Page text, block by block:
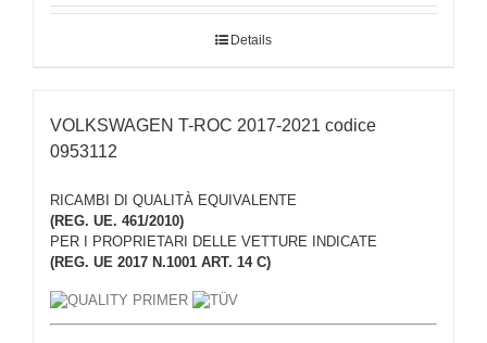
Details
VOLKSWAGEN T-ROC 2017-2021 codice
0953112
RICAMBI DI QUALITÀ EQUIVALENTE
(REG. UE. 461/2010)
PER I PROPRIETARI DELLE VETTURE INDICATE
(REG. UE 2017 N.1001 ART. 14 C)